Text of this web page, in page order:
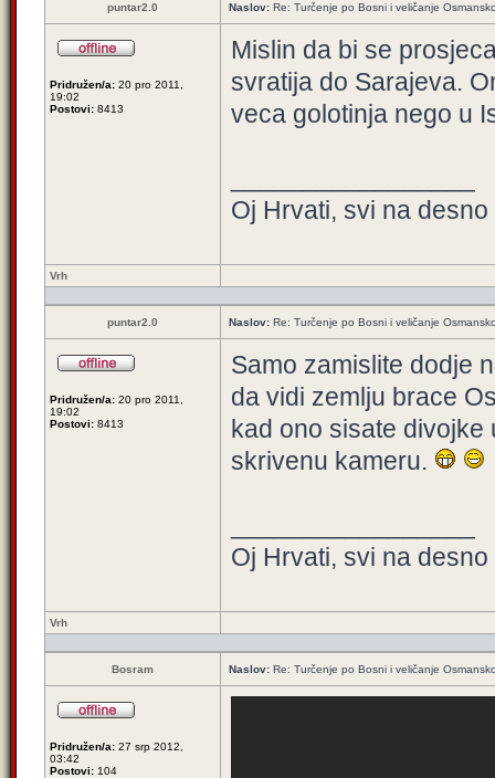
puntar2.0 Naslov: Re: Turčenje po Bosni i veličanje
Pridružen/a: 20 pro 2011,
19:02
Postovi: 8413
Mislin da bi se
svratija do Sarajeva.
veca golotinja nego u
Oj Hrvati, svi na desno
Vrh
puntar2.0 Naslov: Re: Turčenje po Bosni i veličanje
Pridružen/a: 20 pro 2011,
19:02
Postovi: 8413
Samo zamislite dodje
da vidi zemlju brace
kad ono sisate divojke
skrivenu kameru.
Oj Hrvati, svi na desno
Vrh
Bosram Naslov: Re: Turčenje po Bosni i veličanje
Pridružen/a: 27 srp 2012,
03:42
Postovi: 104